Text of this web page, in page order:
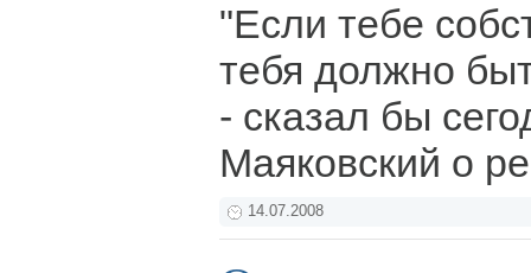
"Если тебе
тебя должно
- сказал бы
Маяковский о
14.07.2008